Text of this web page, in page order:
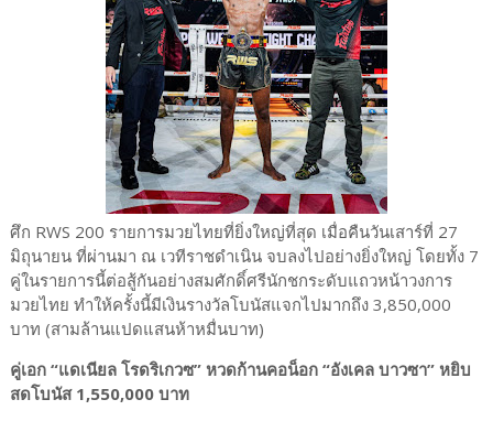
ศึก RWS 200 รายการมวยไทยที่ยิ่งใหญ่ที่สุด เมื่อคืนวันเสาร์ที่ 27
มิถุนายน ที่ผ่านมา ณ เวทีราชดำเนิน จบลงไปอย่างยิ่งใหญ่ โดยทั้ง 7
คู่ในรายการนี้ต่อสู้กันอย่างสมศักดิ์ศรีนักชกระดับแถวหน้าวงการ
มวยไทย ทำให้ครั้งนี้มีเงินรางวัลโบนัสแจกไปมากถึง 3,850,000
บาท (สามล้านแปดแสนห้าหมื่นบาท)
คู่เอก “แดเนียล โรดริเกวซ” หวดก้านคอน็อก “อังเคล บาวซา” หยิบ
สดโบนัส 1,550,000 บาท